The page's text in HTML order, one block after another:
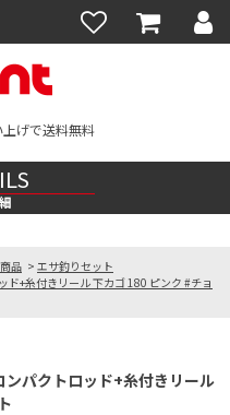
げで送料無料
品 > エサ釣りセット
ド+糸付きリール 下カゴ 180 ピンク #チョ
パクトロッド+糸付きリール